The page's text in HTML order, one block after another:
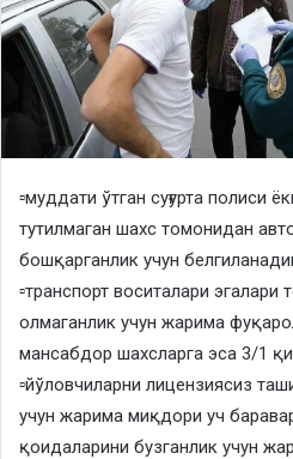
▫️муддати ўтган суғурта полиси
тутилмаган шахс томонидан
бошқарганлик учун
▫️транспорт воситалари эгалари
олмаганлик учун жарима
мансабдор шахсларга эса 3/1
▫️йўловчиларни лицензиясиз
учун жарима миқдори уч
қоидаларини бузганлик учун